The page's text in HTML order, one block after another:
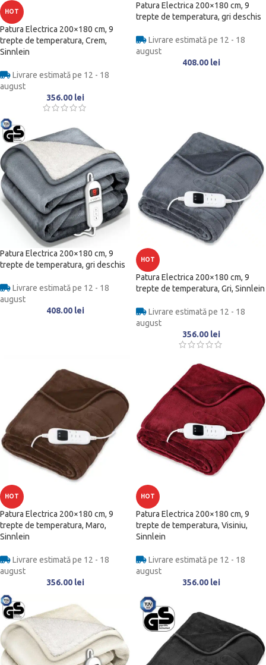
HOT
Patura Electrica 200×180 cm, 9
trepte de temperatura, Crem,
Sinnlein
Livrare estimată pe 12 - 18
august
356.00 lei
Patura Electrica 200×180 cm, 9
trepte de temperatura, gri deschis
Livrare estimată pe 12 - 18
august
408.00 lei
Patura Electrica 200×180 cm, 9
trepte de temperatura, gri deschis
Livrare estimată pe 12 - 18
august
408.00 lei
HOT
Patura Electrica 200×180 cm, 9
trepte de temperatura, Gri, Sinnlein
Livrare estimată pe 12 - 18
august
356.00 lei
HOT
Patura Electrica 200×180 cm, 9
trepte de temperatura, Maro,
Sinnlein
Livrare estimată pe 12 - 18
august
356.00 lei
HOT
Patura Electrica 200×180 cm, 9
trepte de temperatura, Visiniu,
Sinnlein
Livrare estimată pe 12 - 18
august
356.00 lei